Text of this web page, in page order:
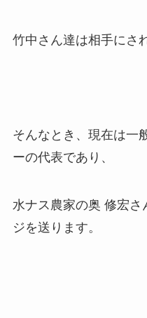
竹中さん達は相手にさ
そんなとき、現在は一
ーの代表であり、
水ナス農家の奥 修宏
ジを送ります。